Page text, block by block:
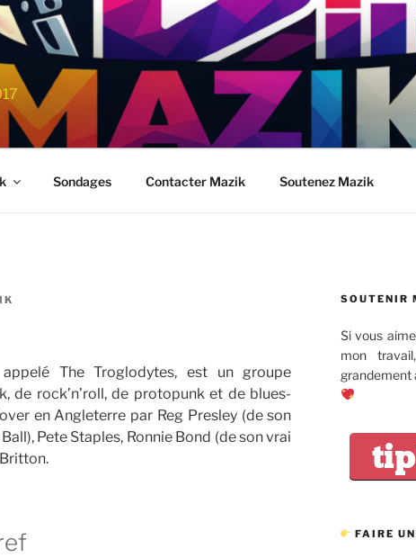
Sondages Contacter Mazik Soutenez Mazik
The Troglodytes, est un groupe
de rock’n’roll, de protopunk et de blues-
en Angleterre par Reg Presley (de son
Pete Staples, Ronnie Bond (de son vrai
SOUTENIR
Si vous
mon
grandement
FAIRE